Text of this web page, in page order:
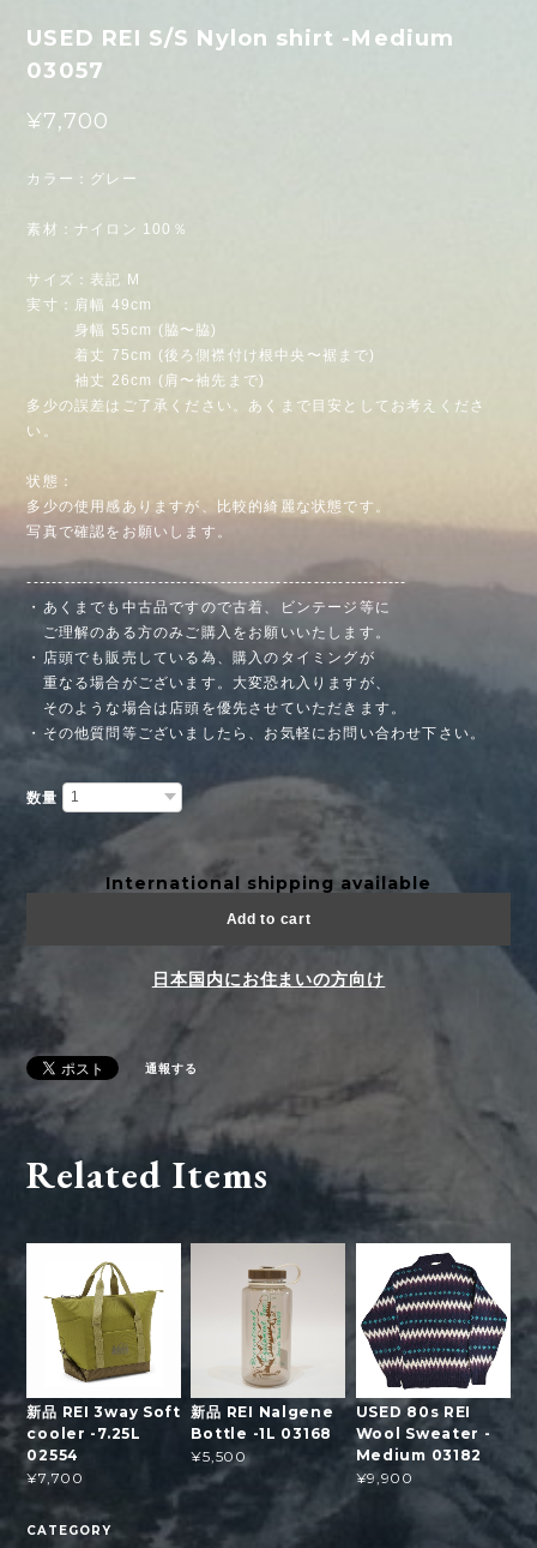
USED REI S/S Nylon shirt -Medium
03057
¥7,700
カラー：グレー
素材：ナイロン 100％
サイズ：表記 M
実寸：肩幅 49cm
身幅 55cm (脇〜脇)
着丈 75cm (後ろ側襟付け根中央〜裾まで)
袖丈 26cm (肩〜袖先まで)
多少の誤差はご了承ください。あくまで目安としてお考えくださ
い。
状態：
多少の使用感ありますが、比較的綺麗な状態です。
写真で確認をお願いします。
-------------------------------------------------------------
・あくまでも中古品ですので古着、ビンテージ等に
ご理解のある方のみご購入をお願いいたします。
・店頭でも販売している為、購入のタイミングが
重なる場合がございます。大変恐れ入りますが、
そのような場合は店頭を優先させていただきます。
・その他質問等ございましたら、お気軽にお問い合わせ下さい。
数量
International shipping available
Add to cart
日本国内にお住まいの方向け
通報する
Related Items
新品 REI 3way Soft
cooler -7.25L
02554
¥7,700
新品 REI Nalgene
Bottle -1L 03168
¥5,500
USED 80s REI
Wool Sweater -
Medium 03182
¥9,900
CATEGORY